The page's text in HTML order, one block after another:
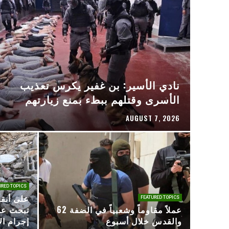
نادي الأسير: بن غفير يكرس تعذيب
الأسرى وقتلهم ببطء بمنع زيارتهم
AUGUST 7, 2026
TOPICS
على
تبحث
إجرام
FEATURED TOPICS
62 عملاً مقاوماً وشعبياً في الضفة
والقدس خلال أسبوع